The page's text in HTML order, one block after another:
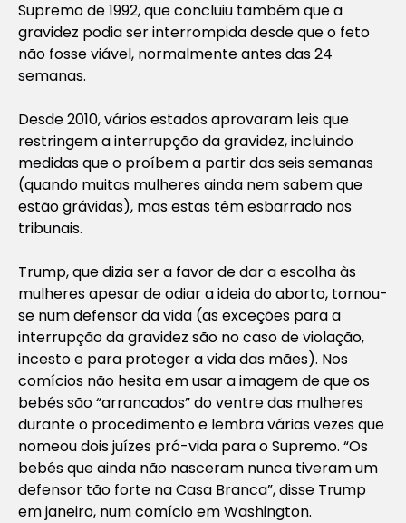
Supremo de 1992, que concluiu também que a
gravidez podia ser interrompida desde que o feto
não fosse viável, normalmente antes das 24
semanas.
Desde 2010, vários estados aprovaram leis que
restringem a interrupção da gravidez, incluindo
medidas que o proíbem a partir das seis semanas
(quando muitas mulheres ainda nem sabem que
estão grávidas), mas estas têm esbarrado nos
tribunais.
Trump, que dizia ser a favor de dar a escolha às
mulheres apesar de odiar a ideia do aborto, tornou-
se num defensor da vida (as exceções para a
interrupção da gravidez são no caso de violação,
incesto e para proteger a vida das mães). Nos
comícios não hesita em usar a imagem de que os
bebés são “arrancados” do ventre das mulheres
durante o procedimento e lembra várias vezes que
nomeou dois juízes pró-vida para o Supremo. “Os
bebés que ainda não nasceram nunca tiveram um
defensor tão forte na Casa Branca”, disse Trump
em janeiro, num comício em Washington.